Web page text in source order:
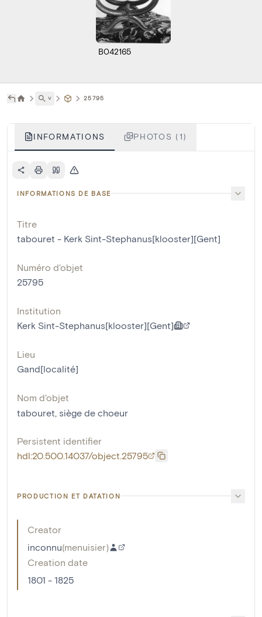
B042165
˅ 25795
INFORMATIONS PHOTOS (1)
INFORMATIONS DE BASE
Titre
tabouret - Kerk Sint-Stephanus[klooster][Gent]
Numéro d'objet
25795
Institution
Kerk Sint-Stephanus[klooster][Gent]
Lieu
Gand[localité]
Nom d'objet
tabouret, siège de choeur
Persistent identifier
hdl:20.500.14037/object.25795
PRODUCTION ET DATATION
Creator
inconnu(menuisier)
Creation date
1801 - 1825